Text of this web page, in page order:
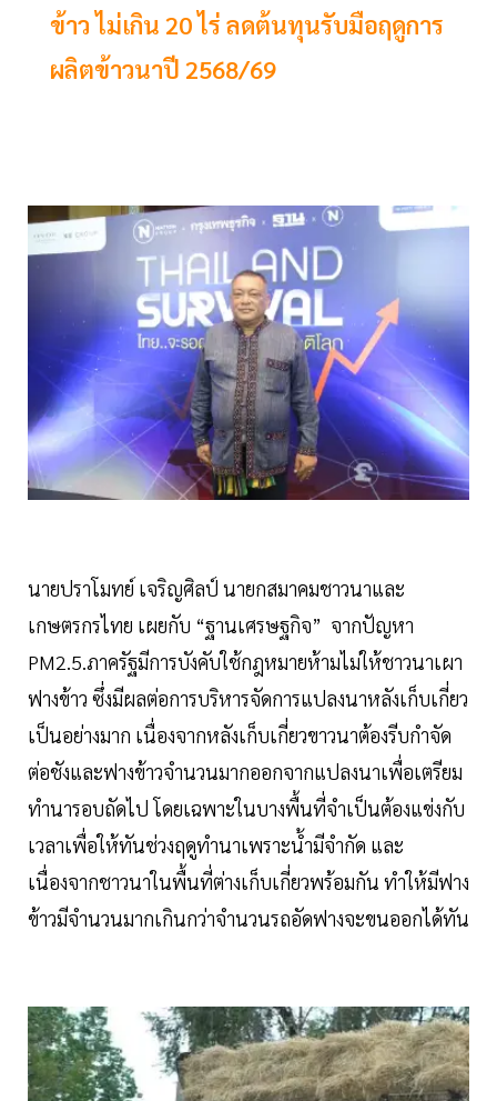
ข้าว ไม่เกิน 20 ไร่ ลดต้นทุนรับมือฤดูการ
ผลิตข้าวนาปี 2568/69
นายปราโมทย์ เจริญศิลป์ นายกสมาคมชาวนาและ
เกษตรกรไทย เผยกับ “ฐานเศรษฐกิจ” จากปัญหา
PM2.5.ภาครัฐมีการบังคับใช้กฎหมายห้ามไม่ให้ชาวนาเผา
ฟางข้าว ซึ่งมีผลต่อการบริหารจัดการแปลงนาหลังเก็บเกี่ยว
เป็นอย่างมาก เนื่องจากหลังเก็บเกี่ยวขาวนาต้องรีบกำจัด
ต่อชังและฟางข้าวจำนวนมากออกจากแปลงนาเพื่อเตรียม
ทำนารอบถัดไป โดยเฉพาะในบางพื้นที่จำเป็นต้องแข่งกับ
เวลาเพื่อให้ทันช่วงฤดูทำนาเพราะน้ำมีจำกัด และ
เนื่องจากชาวนาในพื้นที่ต่างเก็บเกี่ยวพร้อมกัน ทำให้มีฟาง
ข้าวมีจำนวนมากเกินกว่าจำนวนรถอัดฟางจะขนออกได้ทัน